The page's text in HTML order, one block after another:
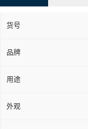
货号
品牌
用途
外观